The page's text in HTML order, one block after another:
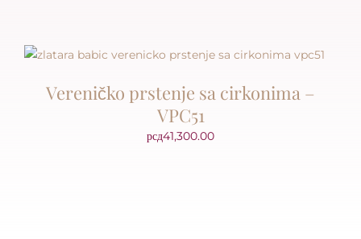
Vereničko prstenje sa cirkonima –
VPC51
рсд41,300.00